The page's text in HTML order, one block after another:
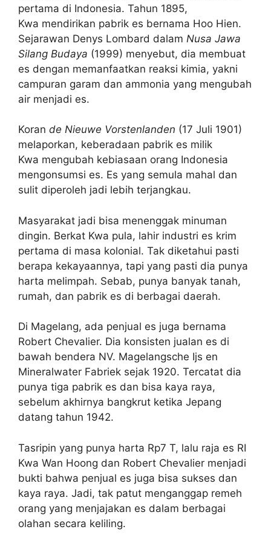
pertama di Indonesia. Tahun 1895,
Kwa mendirikan pabrik es bernama Hoo Hien.
Sejarawan Denys Lombard dalam Nusa Jawa
Silang Budaya (1999) menyebut, dia membuat
es dengan memanfaatkan reaksi kimia, yakni
campuran garam dan ammonia yang mengubah
air menjadi es.
Koran de Nieuwe Vorstenlanden (17 Juli 1901)
melaporkan, keberadaan pabrik es milik
Kwa mengubah kebiasaan orang Indonesia
mengonsumsi es. Es yang semula mahal dan
sulit diperoleh jadi lebih terjangkau.
Masyarakat jadi bisa menenggak minuman
dingin. Berkat Kwa pula, lahir industri es krim
pertama di masa kolonial. Tak diketahui pasti
berapa kekayaannya, tapi yang pasti dia punya
harta melimpah. Sebab, punya banyak tanah,
rumah, dan pabrik es di berbagai daerah.
Di Magelang, ada penjual es juga bernama
Robert Chevalier. Dia konsisten jualan es di
bawah bendera NV. Magelangsche Ijs en
Mineralwater Fabriek sejak 1920. Tercatat dia
punya tiga pabrik es dan bisa kaya raya,
sebelum akhirnya bangkrut ketika Jepang
datang tahun 1942.
Tasripin yang punya harta Rp7 T, lalu raja es RI
Kwa Wan Hoong dan Robert Chevalier menjadi
bukti bahwa penjual es juga bisa sukses dan
kaya raya. Jadi, tak patut menganggap remeh
orang yang menjajakan es dalam berbagai
olahan secara keliling.